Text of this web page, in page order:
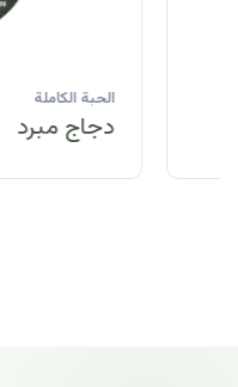
الحبة الكاملة
دجاج مبرد